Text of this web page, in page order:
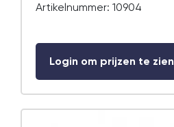
Artikelnummer: 10904
Login om prijzen te zien